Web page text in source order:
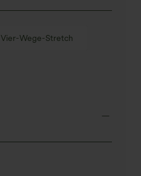
Vier-Wege-Stretch